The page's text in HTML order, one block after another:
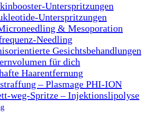
Unterspritzungen
Unterspritzungen
& Mesoporation
Needling
Gesichtsbehandlungen
für dich
Haarentfernung
– Plasmage PHI-ION
weg-Spritze – Injektionslipolyse